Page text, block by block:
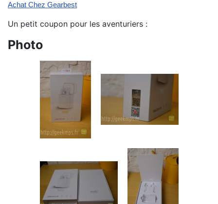
Achat Chez Gearbest
Un petit coupon pour les aventuriers :
Photo